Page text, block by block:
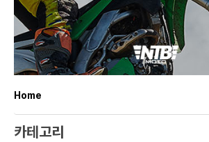
Home
카테고리